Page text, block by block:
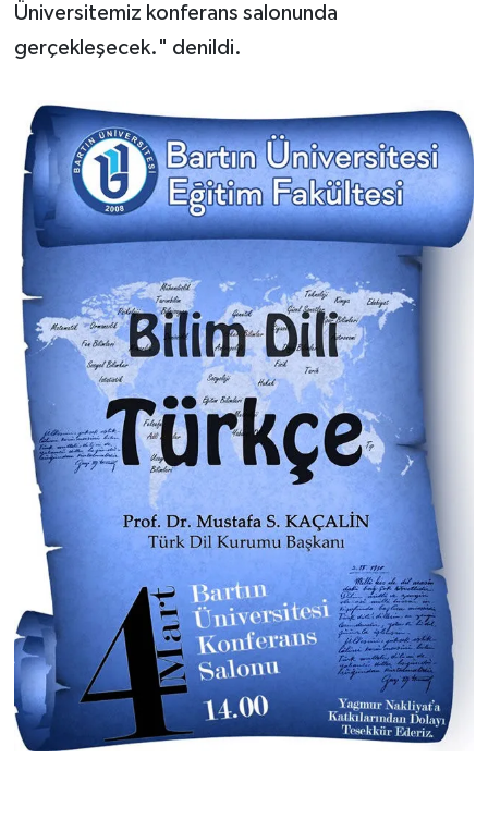
Üniversitemiz konferans salonunda
gerçekleşecek." denildi.